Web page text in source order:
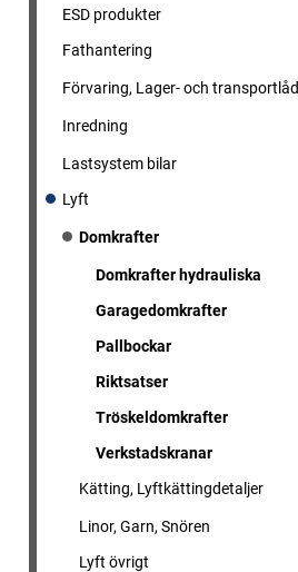
ESD produkter
Fathantering
Förvaring, Lager- och
Inredning
Lastsystem bilar
Lyft
Domkrafter
Domkrafter hydrauliska
Garagedomkrafter
Pallbockar
Riktsatser
Tröskeldomkrafter
Verkstadskranar
Kätting, Lyftkättingdetaljer
Linor, Garn, Snören
Lyft övrigt